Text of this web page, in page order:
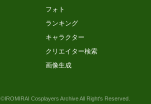
フォト
ランキング
キャラクター
クリエイター検索
画像生成
©IROMIRAI Cosplayers Archive All Right's Reserved.